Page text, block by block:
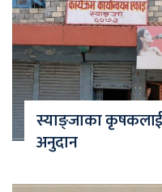
स्याङ्जाका
अनुदान